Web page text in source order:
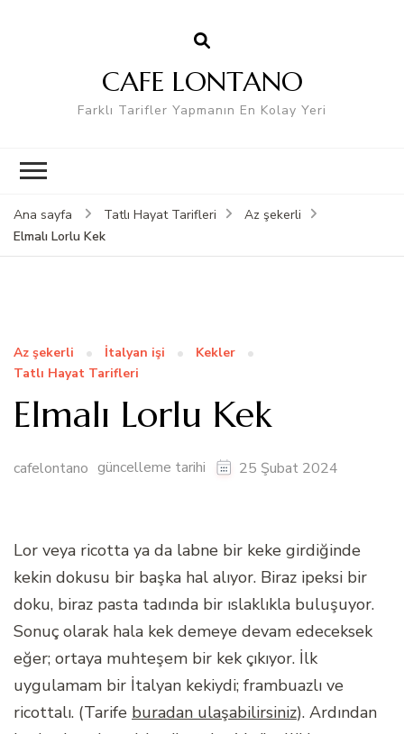
CAFE LONTANO
Farklı Tarifler Yapmanın En Kolay Yeri
Ana sayfa Tatlı Hayat Tarifleri
Az şekerli
Elmalı Lorlu Kek
Az şekerli İtalyan işi
Kekler
Tatlı Hayat Tarifleri
Elmalı Lorlu Kek
cafelontano güncelleme tarihi 25 Şubat 2024
Lor veya ricotta ya da labne bir keke girdiğinde
kekin dokusu bir başka hal alıyor. Biraz ipeksi bir
doku, biraz pasta tadında bir ıslaklıkla buluşuyor.
Sonuç olarak hala kek demeye devam edeceksek
eğer; ortaya muhteşem bir kek çıkıyor. İlk
uygulamam bir İtalyan kekiydi; frambuazlı ve
ricottalı. (Tarife buradan ulaşabilirsiniz). Ardından